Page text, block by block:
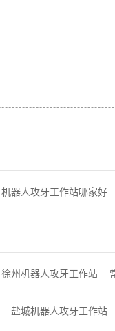
机器人攻牙工作站哪家好
徐州机器人攻牙工作站
盐城机器人攻牙工作站